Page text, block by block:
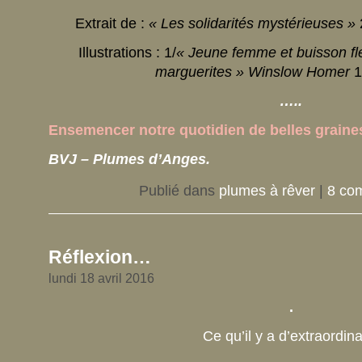
Extrait de : « Les solidarités mystérieuses »
Illustrations : 1/« Jeune femme et buisson
marguerites » Winslow Homer
…..
Ensemencer notre quotidien de belles
BVJ – Plumes d’Anges.
Publié dans plumes à rêver 8
Réflexion…
lundi 18 avril 2016
.
Ce qu’il y a